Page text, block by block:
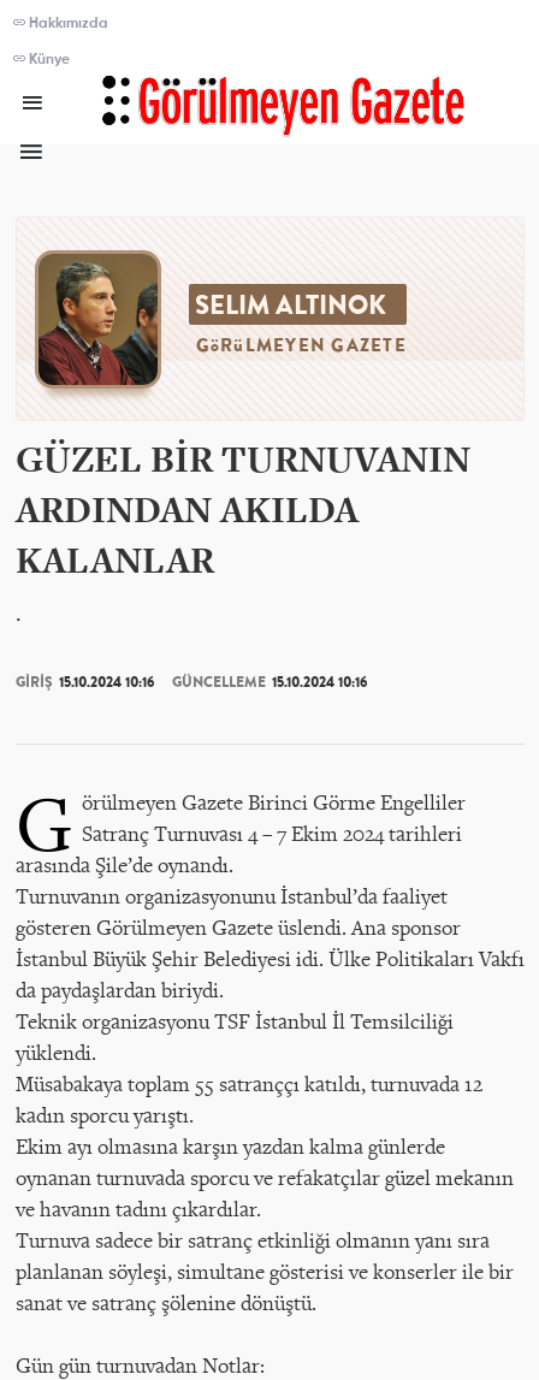
Hakkımızda
Künye
SELIM ALTINOK
GöRüLMEYEN GAZETE
GÜZEL BİR TURNUVANIN
ARDINDAN AKILDA
KALANLAR
.
GİRİŞ 15.10.2024 10:16 GÜNCELLEME 15.10.2024 10:16
G örülmeyen Gazete Birinci Görme Engelliler
Satranç Turnuvası 4 – 7 Ekim 2024 tarihleri
arasında Şile’de oynandı.
Turnuvanın organizasyonunu İstanbul’da faaliyet
gösteren Görülmeyen Gazete üslendi. Ana sponsor
İstanbul Büyük Şehir Belediyesi idi. Ülke Politikaları Vakfı
da paydaşlardan biriydi.
Teknik organizasyonu TSF İstanbul İl Temsilciliği
yüklendi.
Müsabakaya toplam 55 satranççı katıldı, turnuvada 12
kadın sporcu yarıştı.
Ekim ayı olmasına karşın yazdan kalma günlerde
oynanan turnuvada sporcu ve refakatçılar güzel mekanın
ve havanın tadını çıkardılar.
Turnuva sadece bir satranç etkinliği olmanın yanı sıra
planlanan söyleşi, simultane gösterisi ve konserler ile bir
sanat ve satranç şölenine dönüştü.
Gün gün turnuvadan Notlar: